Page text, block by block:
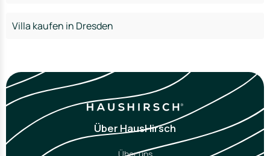
Villa kaufen in Dresden
Über HausHirsch